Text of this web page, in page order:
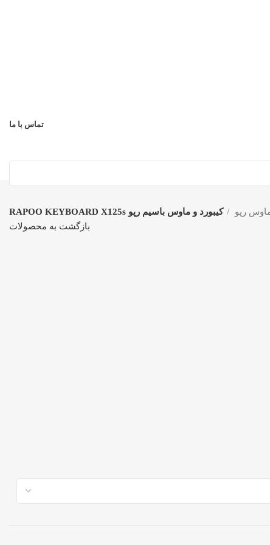
تماس با ما
رپو
کیبورد و ماوس باسیم رپو RAPOO KEYBOARD X125s
بازگشت به محصولات